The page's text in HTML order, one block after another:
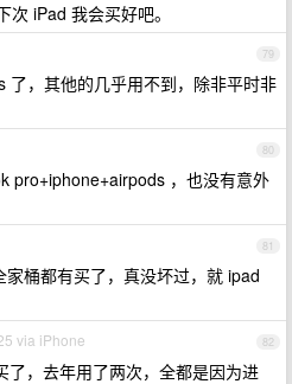
iPad 我会买好吧。
79
了，其他的几乎用不到，除非平时非
80
pro+iphone+airpods ，也没有意外
81
桶都有买了，真没坏过，就 ipad
82
via iPhone
了，去年用了两次，全都是因为进